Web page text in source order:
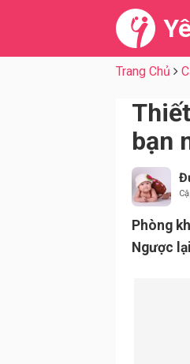
Trang Chủ
bạn
Phòng
Ngược